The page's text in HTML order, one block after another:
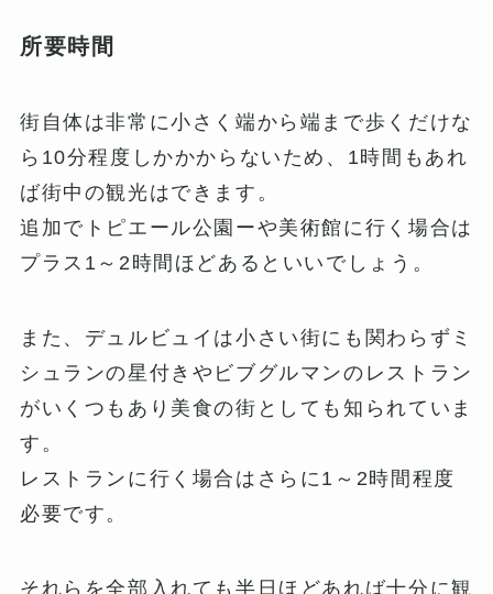
所要時間
街自体は非常に小さく端から端まで歩くだけな
ら10分程度しかかからないため、1時間もあれ
ば街中の観光はできます。
追加でトピエール公園ーや美術館に行く場合は
プラス1～2時間ほどあるといいでしょう。
また、デュルビュイは小さい街にも関わらずミ
シュランの星付きやビブグルマンのレストラン
がいくつもあり美食の街としても知られていま
す。
レストランに行く場合はさらに1～2時間程度
必要です。
それらを全部入れても半日ほどあれば十分に観